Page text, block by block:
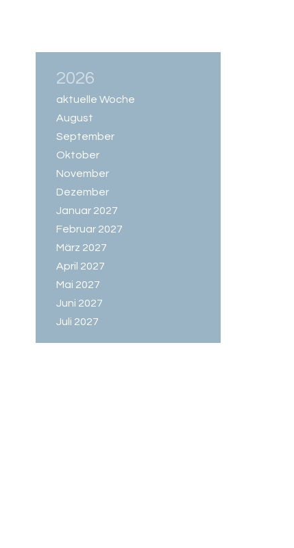
2026
aktuelle Woche
August
September
Oktober
November
Dezember
Januar 2027
Februar 2027
März 2027
April 2027
Mai 2027
Juni 2027
Juli 2027